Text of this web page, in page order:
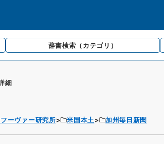
辞書検索 （カテゴリ）
細
ーヴァー研究所 米国本土 加州毎日新聞